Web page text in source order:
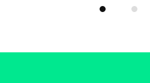
Além dos conhecimentos
forma de análise de imagens,